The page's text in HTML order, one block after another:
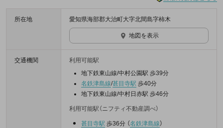
所在地 愛知県海部郡大治町大字北間島字柿木
地図を表示
交通機関
利用可能駅
地下鉄東山線/中村公園駅 歩39分
名鉄津島線/甚目寺駅 歩40分
地下鉄東山線/中村日赤駅 歩46分
利用可能駅（ニフティ不動産調べ）
甚目寺駅 歩36分 （名鉄津島線）